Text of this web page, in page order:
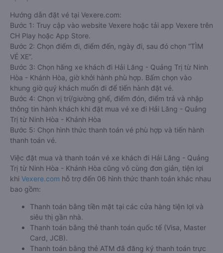
Hướng dẫn đặt vé tại Vexere.com:
Bước 1: Truy cập vào website Vexere hoặc tải app Vexere trên
CH Play hoặc App Store.
Bước 2: Chọn điểm đi, điểm đến, ngày đi, sau đó chọn “TÌM
VÉ XE”.
Bước 3: Chọn hãng xe khách đi Hải Lăng - Quảng Trị từ Ninh
Hòa - Khánh Hòa, giờ khởi hành phù hợp. Bấm chọn vào
khung giờ quý khách muốn đi để tiến hành đặt vé.
Bước 4: Chọn vị trí/giường ghế, điểm đón, điểm trả và nhập
thông tin hành khách khi đặt mua vé xe đi Hải Lăng - Quảng
Trị từ Ninh Hòa - Khánh Hòa
Bước 5: Chọn hình thức thanh toán vé phù hợp và tiến hành
thanh toán vé.
Việc đặt mua và thanh toán vé xe khách đi Hải Lăng - Quảng
Trị từ Ninh Hòa - Khánh Hòa cũng vô cùng đơn giản, tiện lợi
khi Vexere.com hỗ trợ đến 06 hình thức thanh toán khác nhau
bao gồm:
Thanh toán bằng tiền mặt tại các cửa hàng tiện lợi và
siêu thị gần nhà.
Thanh toán bằng thẻ thanh toán quốc tế (Visa, Master
Card, JCB).
Thanh toán bằng thẻ ATM đã đăng ký thanh toán trực